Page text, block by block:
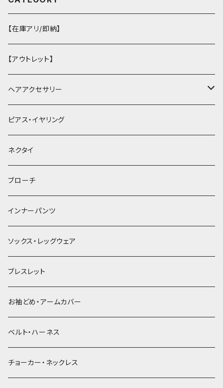
【在庫アリ/即納】
【アウトレット】
ヘアアクセサリー
ヘアクリップ
ヘッドドレス・カチューシャ
ヘアゴム
簪
ピアス・イヤリング
ネクタイ
ブローチ
インナーパンツ
ソックス・レッグウェア
ブレスレット
お袖どめ・アームカバー
ベルト・ハーネス
チョーカー・ネックレス